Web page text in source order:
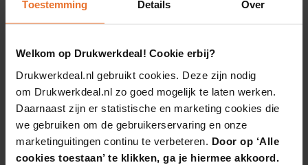
Toestemming Details Over
Welkom op Drukwerkdeal! Cookie erbij?
Drukwerkdeal.nl gebruikt cookies. Deze zijn nodig
om Drukwerkdeal.nl zo goed mogelijk te laten werken.
Daarnaast zijn er statistische en marketing cookies die
we gebruiken om de gebruikerservaring en onze
marketinguitingen continu te verbeteren. Door op ‘Alle
cookies toestaan’ te klikken, ga je hiermee akkoord.